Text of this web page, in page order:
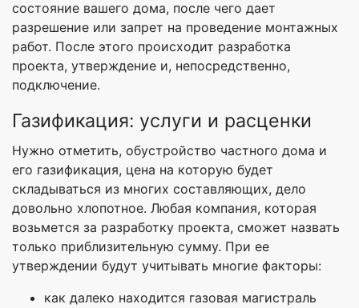
состояние вашего дома, после чего дает
разрешение или запрет на проведение монтажных
работ. После этого происходит разработка
проекта, утверждение и, непосредственно,
подключение.
Газификация: услуги и расценки
Нужно отметить, обустройство частного дома и
его газификация, цена на которую будет
складываться из многих составляющих, дело
довольно хлопотное. Любая компания, которая
возьмется за разработку проекта, сможет назвать
только приблизительную сумму. При ее
утверждении будут учитывать многие факторы:
как далеко находится газовая магистраль